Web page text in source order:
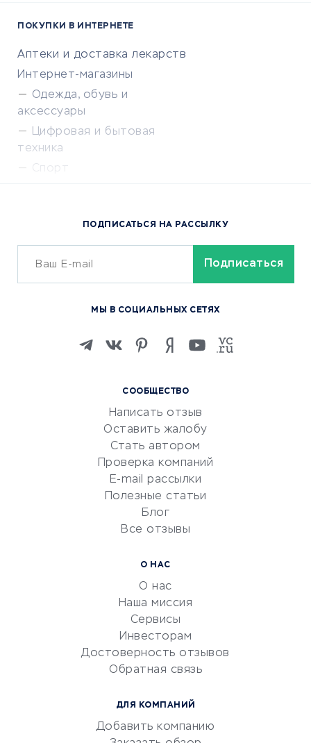
ПОКУПКИ В ИНТЕРНЕТЕ
Аптеки и доставка лекарств
Интернет-магазины
Одежда, обувь и
аксессуары
Цифровая и бытовая
техника
Спорт
Сервисы доставки
ОБУЧЕНИЕ И РАБОТА
Изучение иностранных
Маркетинг и продажи
Репетиторство
Красота и здоровье
Сервисы по поиску работы
Сетевой маркетинг
УСЛУГИ ДЛЯ БИЗНЕСА
документооборот
Юридические компании
Бухгалтерия онлайн
СООБЩЕСТВО
Написать отзыв
Оставить жалобу
Стать автором
Проверка компаний
E-mail рассылки
Полезные статьи
Блог
Все отзывы
О НАС
О нас
Наша миссия
Сервисы
Инвесторам
Достоверность отзывов
Обратная связь
ДЛЯ КОМПАНИЙ
Добавить компанию
ПОДПИСАТЬСЯ НА РАССЫЛКУ
МЫ В СОЦИАЛЬНЫХ СЕТЯХ